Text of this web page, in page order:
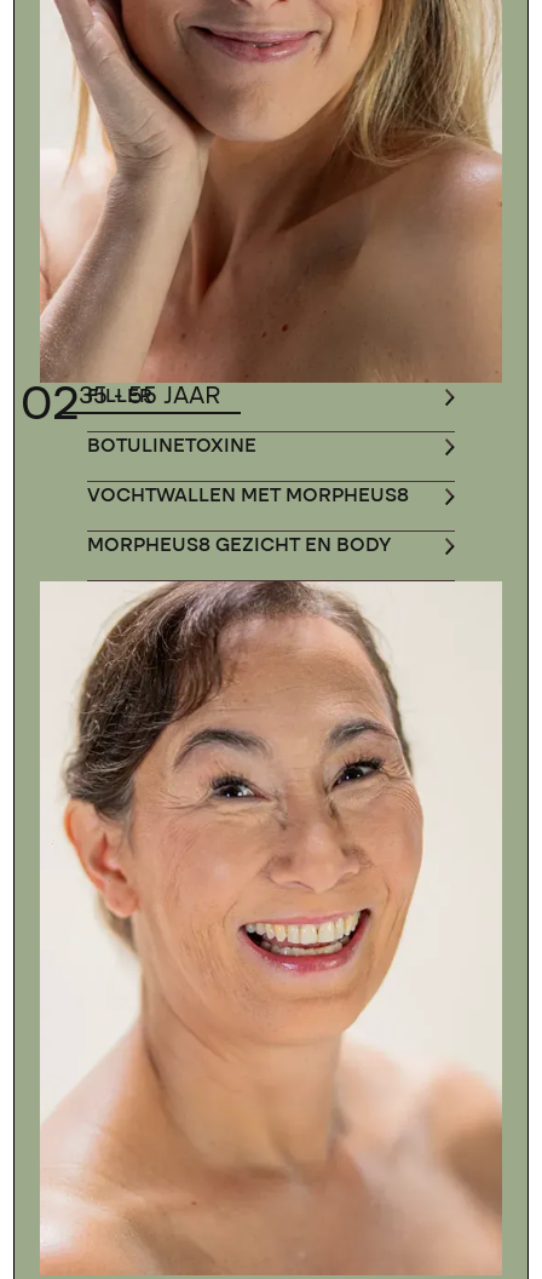
0235 - 55 JAAR
FILLER
BOTULINETOXINE
VOCHTWALLEN MET MORPHEUS8
MORPHEUS8 GEZICHT EN BODY